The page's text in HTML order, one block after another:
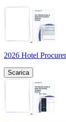
2026 Hotel
Scarica